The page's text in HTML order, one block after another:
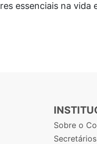
essenciais na
Sobre o
Secretários